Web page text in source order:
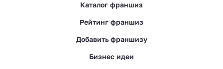
Каталог франшиз
Рейтинг франшиз
Добавить франшизу
Бизнес идеи